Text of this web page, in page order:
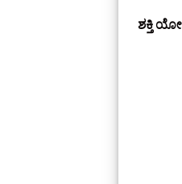
ಶಕ್ತಿ